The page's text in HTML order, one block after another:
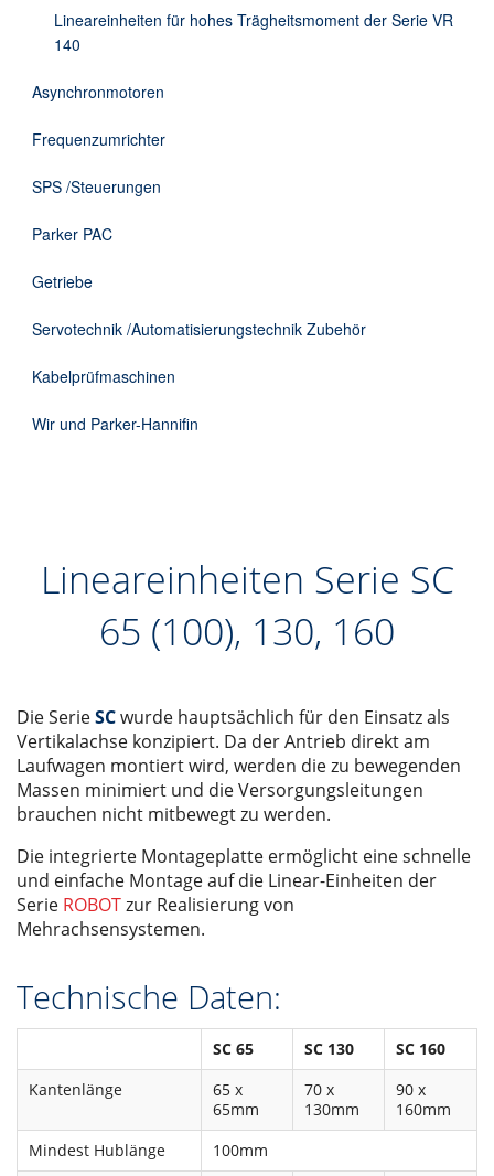
Lineareinheiten für hohes Trägheitsmoment der Serie VR
140
Asynchronmotoren
Frequenzumrichter
SPS /Steuerungen
Parker PAC
Getriebe
Servotechnik /Automatisierungstechnik Zubehör
Kabelprüfmaschinen
Wir und Parker-Hannifin
Lineareinheiten Serie SC
65 (100), 130, 160
Die SerieSCwurde hauptsächlich für den Einsatz als
Vertikalachse konzipiert. Da der Antrieb direkt am
Laufwagen montiert wird, werden die zu bewegenden
Massen minimiert und die Versorgungsleitungen
brauchen nicht mitbewegt zu werden.
Die integrierte Montageplatte ermöglicht eine schnelle
und einfache Montage auf die Linear-Einheiten der
Serie ROBOTzur Realisierung von
Mehrachsensystemen.
Technische Daten:
SC 65 SC 130
SC 160
Kantenlänge
65 x
65mm
70 x
130mm
90 x
160mm
Mindest Hublänge
100mm